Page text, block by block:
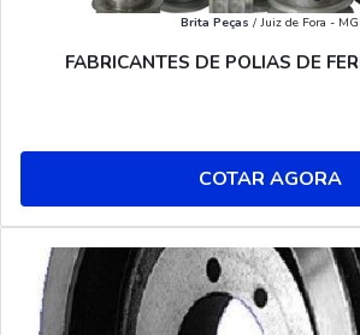
Brita Peças / Juiz de Fora - MG
FABRICANTES DE POLIAS DE
COTAR AGORA